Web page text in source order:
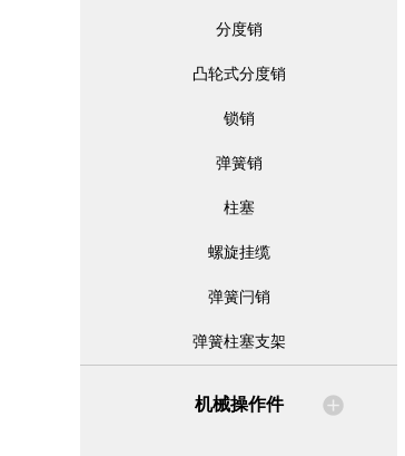
分度销
凸轮式分度销
锁销
弹簧销
柱塞
螺旋挂缆
弹簧闩销
弹簧柱塞支架
机械操作件